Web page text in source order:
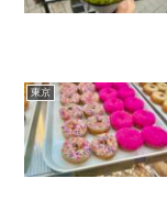
東京